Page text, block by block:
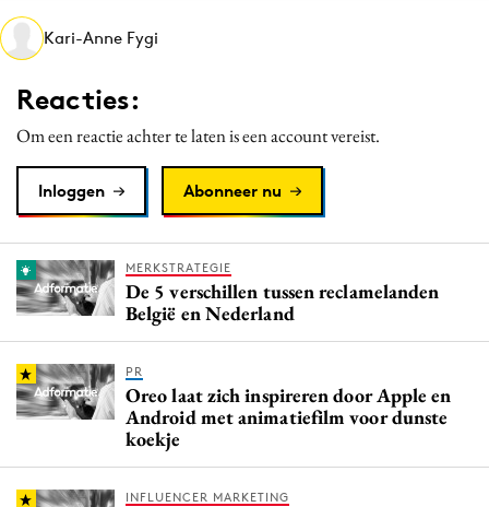
Media
Merkstrategie
PR
Reputatie & crisis
Kari-Anne Fygi
Reacties:
Om een reactie achter te laten is een account vereist.
Inloggen Abonneer nu
MERKSTRATEGIE
De 5 verschillen tussen reclamelanden
België en Nederland
PR
Oreo laat zich inspireren door Apple en
Android met animatiefilm voor dunste
koekje
INFLUENCER MARKETING